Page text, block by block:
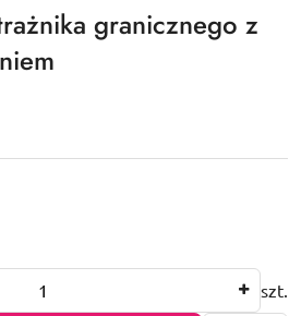
granicznego z
szt.